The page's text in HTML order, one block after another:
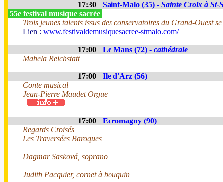
17:30 Saint-Malo (35) - Sainte Croix à St-
55e festival musique sacrée
Trois jeunes talents issus des conservatoires du Grand-Ouest
Lien : www.festivaldemusiquesacree-stmalo.com/
17:00 Le Mans (72) - cathédrale
Mahela Reichstatt
17:00
Ile d'Arz (56)
Conte musical
Jean-Pierre Maudet Orgue
17:00
Ecromagny (90)
Regards Croisés
Les Traversées Baroques
Dagmar Sasková, soprano
Judith Pacquier, cornet à bouquin